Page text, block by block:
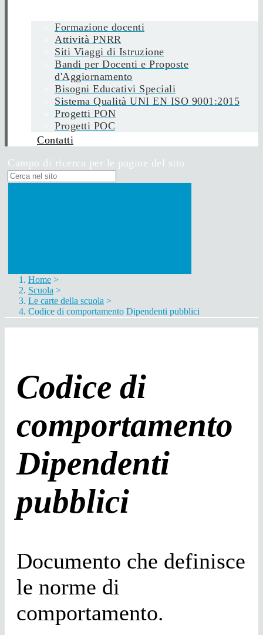
Formazione docenti
Attività PNRR
Siti Viaggi di Istruzione
Bandi per Docenti e Proposte
d'Aggiornamento
Bisogni Educativi Speciali
Sistema Qualità UNI EN ISO 9001:2015
Progetti PON
Progetti POC
Contatti
Campo di ricerca per le pagine del sito
Home >
Scuola >
Le carte della scuola >
Codice di comportamento Dipendenti pubblici
Codice di
comportamento
Dipendenti
pubblici
Documento che definisce
le norme di
comportamento.